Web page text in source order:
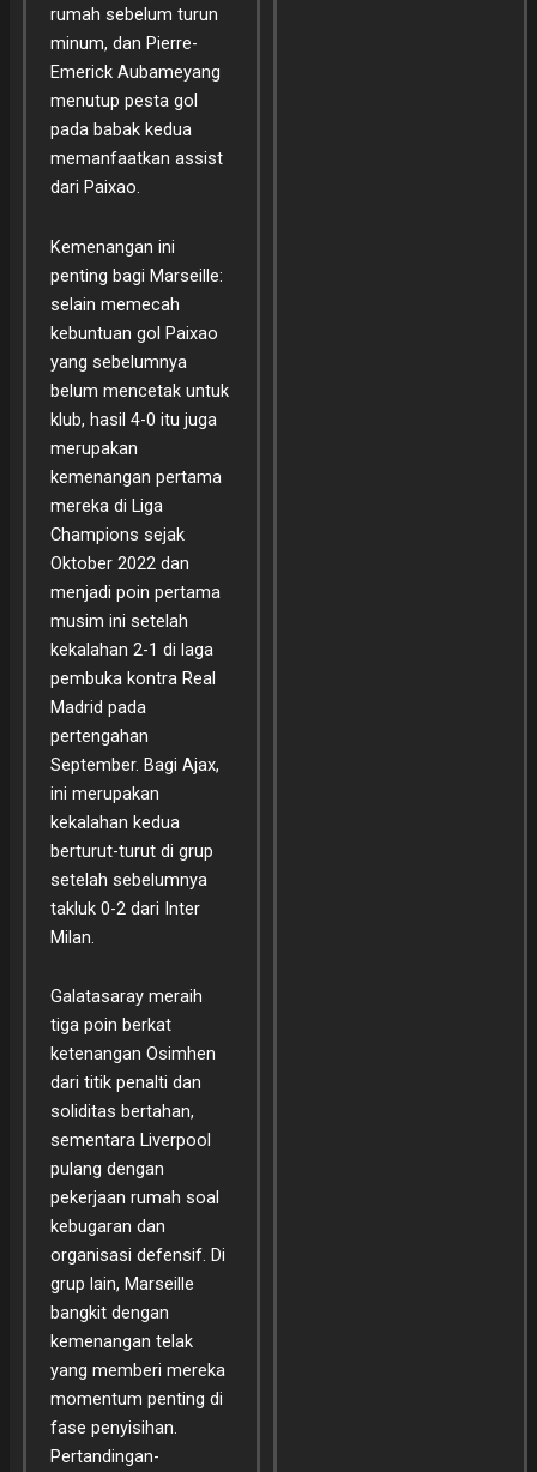
rumah sebelum turun
minum, dan Pierre-
Emerick Aubameyang
menutup pesta gol
pada babak kedua
memanfaatkan assist
dari Paixao.
Kemenangan ini
penting bagi Marseille:
selain memecah
kebuntuan gol Paixao
yang sebelumnya
belum mencetak untuk
klub, hasil 4-0 itu juga
merupakan
kemenangan pertama
mereka di Liga
Champions sejak
Oktober 2022 dan
menjadi poin pertama
musim ini setelah
kekalahan 2-1 di laga
pembuka kontra Real
Madrid pada
pertengahan
September. Bagi Ajax,
ini merupakan
kekalahan kedua
berturut-turut di grup
setelah sebelumnya
takluk 0-2 dari Inter
Milan.
Galatasaray meraih
tiga poin berkat
ketenangan Osimhen
dari titik penalti dan
soliditas bertahan,
sementara Liverpool
pulang dengan
pekerjaan rumah soal
kebugaran dan
organisasi defensif. Di
grup lain, Marseille
bangkit dengan
kemenangan telak
yang memberi mereka
momentum penting di
fase penyisihan.
Pertandingan-